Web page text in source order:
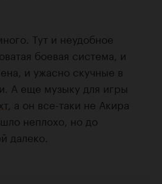
Тут и неудобное
боевая система, и
и ужасно скучные в
А еще музыку для игры
, а он все-таки не Акира
неплохо, но до
далеко.